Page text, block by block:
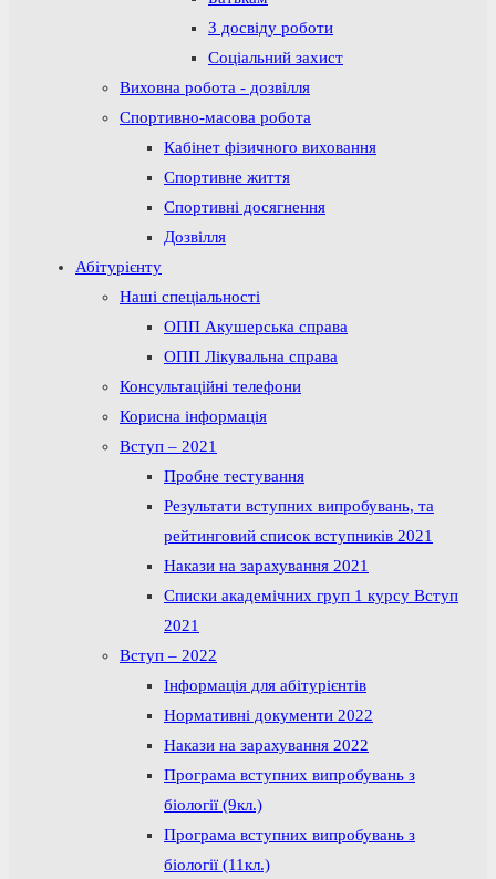
З досвіду роботи
Соціальний захист
Виховна робота - дозвілля
Спортивно-масова робота
Кабінет фізичного виховання
Спортивне життя
Спортивні досягнення
Дозвілля
Абітурієнту
Наші спеціальності
ОПП Акушерська справа
ОПП Лікувальна справа
Консультаційні телефони
Корисна інформація
Вступ – 2021
Пробне тестування
Результати вступних випробувань, та
рейтинговий список вступників 2021
Накази на зарахування 2021
Списки академічних груп 1 курсу Вступ
2021
Вступ – 2022
Інформація для абітурієнтів
Нормативні документи 2022
Накази на зарахування 2022
Програма вступних випробувань з
біології (9кл.)
Програма вступних випробувань з
біології (11кл.)